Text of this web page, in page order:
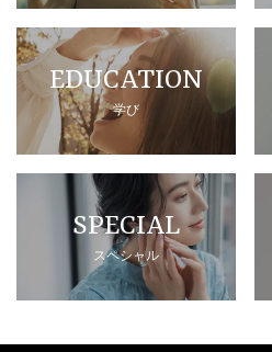
EDUCATION
学び
SPECIAL
スペシャル